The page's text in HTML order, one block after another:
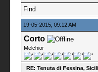
Find
19-05-2015, 09:12 AM
Corto
Melchior
RE: Tenuta di Fessina,